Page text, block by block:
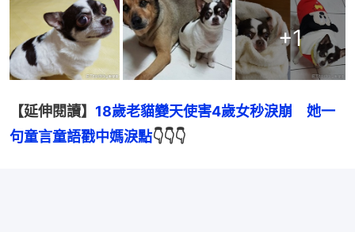
+1
【延伸閱讀】 18歲老貓變天使害4歲女秒淚崩　她一
句童言童語戳中媽淚點👇👇👇